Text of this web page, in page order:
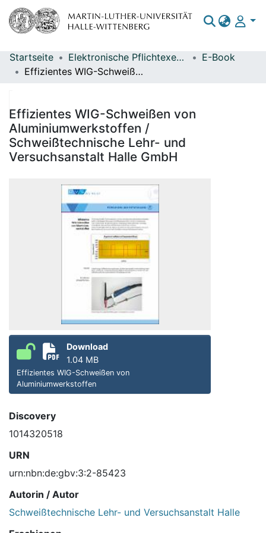
Bereiche & Sammlungen
Statistiken
Startseite Elektronische Pflichtexemplare
E-Book
Effizientes WIG-Schweißen von Aluminiumwerkstoffen / Schweißtechnische Lehr- und Versuchsanstalt Halle GmbH
Effizientes WIG-Schweißen von
Aluminiumwerkstoffen /
Schweißtechnische Lehr- und
Versuchsanstalt Halle GmbH
Download
1.04 MB
Effizientes WIG-Schweißen von
Aluminiumwerkstoffen
Discovery
1014320518
URN
urn:nbn:de:gbv:3:2-85423
Autorin / Autor
Schweißtechnische Lehr- und Versuchsanstalt Halle